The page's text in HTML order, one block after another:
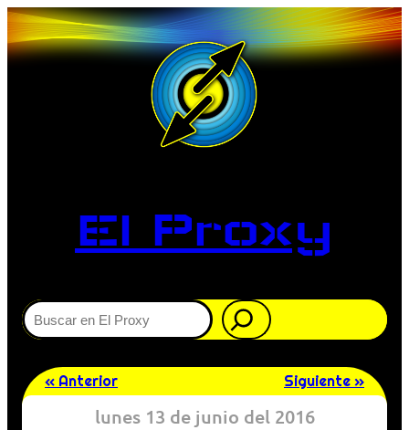
El Proxy
Buscar
« Anterior Siguiente »
lunes 13 de junio del 2016